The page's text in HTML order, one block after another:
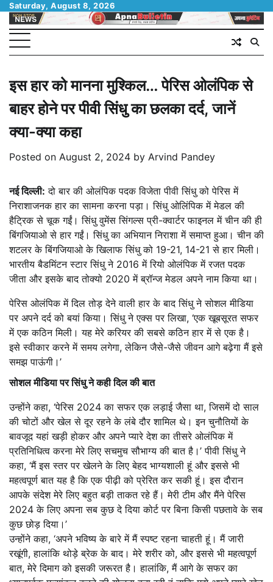
Skip
content
Saturday, August 8, 2026
इस हार को मानना मुश्किल… पेरिस ओलंपिक से
बाहर होने पर पीवी सिंधु का छलका दर्द, जानें
क्या-क्या कहा
Posted on August 2, 2024 by Arvind Pandey
नई दिल्ली: दो बार की ओलंपिक पदक विजेता पीवी सिंधु को पेरिस में
निराशाजनक हार का सामना करना पड़ा। सिंधु ओलिंपिक में मेडल की
हैट्रिक से चूक गईं। सिंधु वुमेंस सिंगल्स प्री-क्वार्टर फाइनल में चीन की ही
बिंगजियाओ से हार गईं। सिंधु का अभियान निराशा में समाप्त हुआ। चीन की
शटलर के बिंगजियाओ के खिलाफ सिंधु को 19-21, 14-21 से हार मिली।
भारतीय बैडमिंटन स्टार सिंधु ने 2016 में रियो ओलंपिक में रजत पदक
जीता और इसके बाद तोक्यो 2020 में ब्रॉन्ज मेडल अपने नाम किया था।
पेरिस ओलंपिक में दिल तोड़ देने वाली हार के बाद सिंधु ने सोशल मीडिया
पर अपने दर्द को बयां किया। सिंधु ने एक्स पर लिखा, ‘एक खूबसूरत सफर
में एक कठिन मिली। यह मेरे करियर की सबसे कठिन हार में से एक है।
इसे स्वीकार करने में समय लगेगा, लेकिन जैसे-जैसे जीवन आगे बढ़ेगा मैं इसे
समझ पाऊंगी।’
सोशल मीडिया पर सिंधु ने कही दिल की बात
उन्होंने कहा, ‘पेरिस 2024 का सफर एक लड़ाई जैसा था, जिसमें दो साल
की चोटों और खेल से दूर रहने के लंबे दौर शामिल थे। इन चुनौतियों के
बावजूद यहां खड़ी होकर और अपने प्यारे देश का तीसरे ओलंपिक में
प्रतिनिधित्व करना मेरे लिए सचमुच सौभाग्य की बात है।’ पीवी सिंधु ने
कहा, ‘मैं इस स्तर पर खेलने के लिए बेहद भाग्यशाली हूं और इससे भी
महत्वपूर्ण बात यह है कि एक पीढ़ी को प्रेरित कर सकी हूं। इस दौरान
आपके संदेश मेरे लिए बहुत बड़ी ताकत रहे हैं। मेरी टीम और मैंने पेरिस
2024 के लिए अपना सब कुछ दे दिया कोर्ट पर बिना किसी पछतावे के सब
कुछ छोड़ दिया।’
उन्होंने कहा, ‘अपने भविष्य के बारे में मैं स्पष्ट रहना चाहती हूं। मैं जारी
रखूंगी, हालांकि थोड़े ब्रेक के बाद। मेरे शरीर को, और इससे भी महत्वपूर्ण
बात, मेरे दिमाग को इसकी जरूरत है। हालांकि, मैं आगे के सफर का